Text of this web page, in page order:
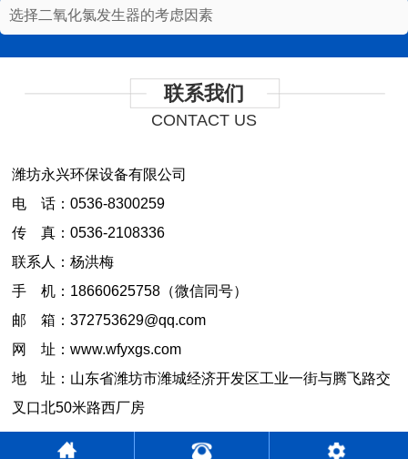
选择二氧化氯发生器的考虑因素
联系我们
CONTACT US
潍坊永兴环保设备有限公司
电 话：0536-8300259
传 真：0536-2108336
联系人：杨洪梅
手 机：18660625758（微信同号）
邮 箱：372753629@qq.com
网 址：www.wfyxgs.com
地 址：山东省潍坊市潍城经济开发区工业一街与腾飞路交
叉口北50米路西厂房